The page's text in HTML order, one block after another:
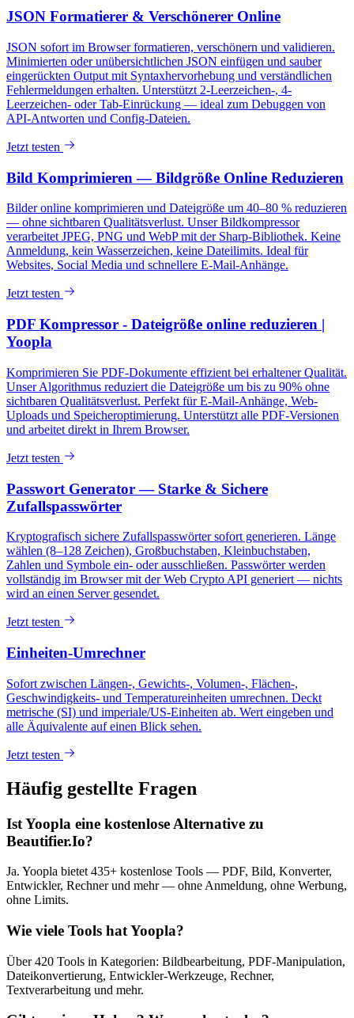
JSON Formatierer & Verschönerer Online
JSON sofort im Browser formatieren, verschönern und validieren.
Minimierten oder unübersichtlichen JSON einfügen und sauber
eingerückten Output mit Syntaxhervorhebung und verständlichen
Fehlermeldungen erhalten. Unterstützt 2-Leerzeichen-, 4-
Leerzeichen- oder Tab-Einrückung — ideal zum Debuggen von
API-Antworten und Config-Dateien.
Jetzt testen
Bild Komprimieren — Bildgröße Online Reduzieren
Bilder online komprimieren und Dateigröße um 40–80 % reduzieren
— ohne sichtbaren Qualitätsverlust. Unser Bildkompressor
verarbeitet JPEG, PNG und WebP mit der Sharp-Bibliothek. Keine
Anmeldung, kein Wasserzeichen, keine Dateilimits. Ideal für
Websites, Social Media und schnellere E-Mail-Anhänge.
Jetzt testen
PDF Kompressor - Dateigröße online reduzieren |
Yoopla
Komprimieren Sie PDF-Dokumente effizient bei erhaltener Qualität.
Unser Algorithmus reduziert die Dateigröße um bis zu 90% ohne
sichtbaren Qualitätsverlust. Perfekt für E-Mail-Anhänge, Web-
Uploads und Speicheroptimierung. Unterstützt alle PDF-Versionen
und arbeitet direkt in Ihrem Browser.
Jetzt testen
Passwort Generator — Starke & Sichere
Zufallspasswörter
Kryptografisch sichere Zufallspasswörter sofort generieren. Länge
wählen (8–128 Zeichen), Großbuchstaben, Kleinbuchstaben,
Zahlen und Symbole ein- oder ausschließen. Passwörter werden
vollständig im Browser mit der Web Crypto API generiert — nichts
wird an einen Server gesendet.
Jetzt testen
Einheiten-Umrechner
Sofort zwischen Längen-, Gewichts-, Volumen-, Flächen-,
Geschwindigkeits- und Temperatureinheiten umrechnen. Deckt
metrische (SI) und imperiale/US-Einheiten ab. Wert eingeben und
alle Äquivalente auf einen Blick sehen.
Jetzt testen
Häufig gestellte Fragen
Ist Yoopla eine kostenlose Alternative zu
Beautifier.Io?
Ja. Yoopla bietet 435+ kostenlose Tools — PDF, Bild, Konverter,
Entwickler, Rechner und mehr — ohne Anmeldung, ohne Werbung,
ohne Limits.
Wie viele Tools hat Yoopla?
Über 420 Tools in Kategorien: Bildbearbeitung, PDF-Manipulation,
Dateikonvertierung, Entwickler-Werkzeuge, Rechner,
Textverarbeitung und mehr.